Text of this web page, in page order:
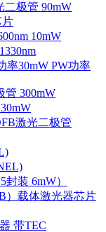
二极管 90mW
片
10mW
率30mW PW功率
管 300mW
激光二极管
装 6mW）
）载体激光器芯片
带TEC